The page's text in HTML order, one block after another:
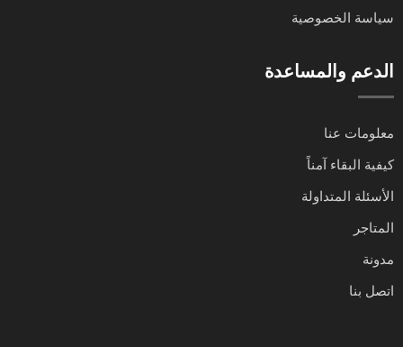
سياسة الخصوصية
الدعم والمساعدة
معلومات عنا
كيفية البقاء آمناً
الأسئلة المتداولة
المتاجر
مدونة
اتصل بنا